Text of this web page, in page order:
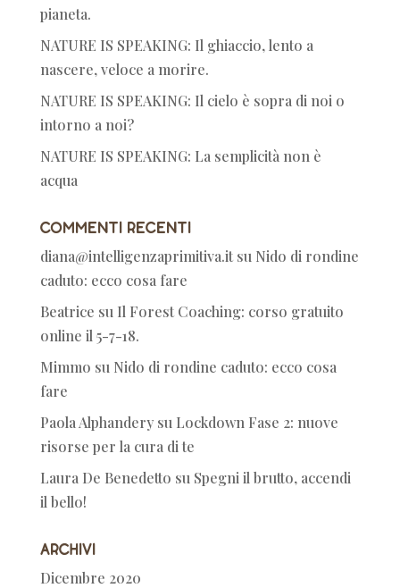
pianeta.
NATURE IS SPEAKING: Il ghiaccio, lento a
nascere, veloce a morire.
NATURE IS SPEAKING: Il cielo è sopra di noi o
intorno a noi?
NATURE IS SPEAKING: La semplicità non è
acqua
Commenti recenti
diana@intelligenzaprimitiva.itsu Nido di rondine
caduto: ecco cosa fare
Beatrice su Il Forest Coaching: corso gratuito
online il 5-7-18.
Mimmo su Nido di rondine caduto: ecco cosa
fare
Paola Alphanderysu Lockdown Fase 2: nuove
risorse per la cura di te
Laura De Benedetto su Spegni il brutto, accendi
il bello!
Archivi
Dicembre 2020